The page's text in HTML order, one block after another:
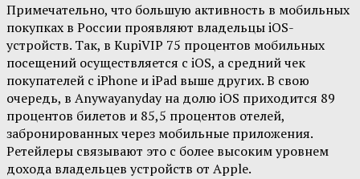
Примечательно, что большую активность в мобильных
покупках в России проявляют владельцы iOS-
устройств. Так, в KupiVIP 75 процентов мобильных
посещений осуществляется с iOS, а средний чек
покупателей с iPhone и iPad выше других. В свою
очередь, в Anywayanyday на долю iOS приходится 89
процентов билетов и 85,5 процентов отелей,
забронированных через мобильные приложения.
Ретейлеры связывают это с более высоким уровнем
дохода владельцев устройств от Apple.